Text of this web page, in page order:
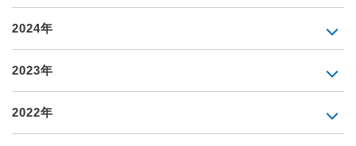
2024年
2023年
2022年